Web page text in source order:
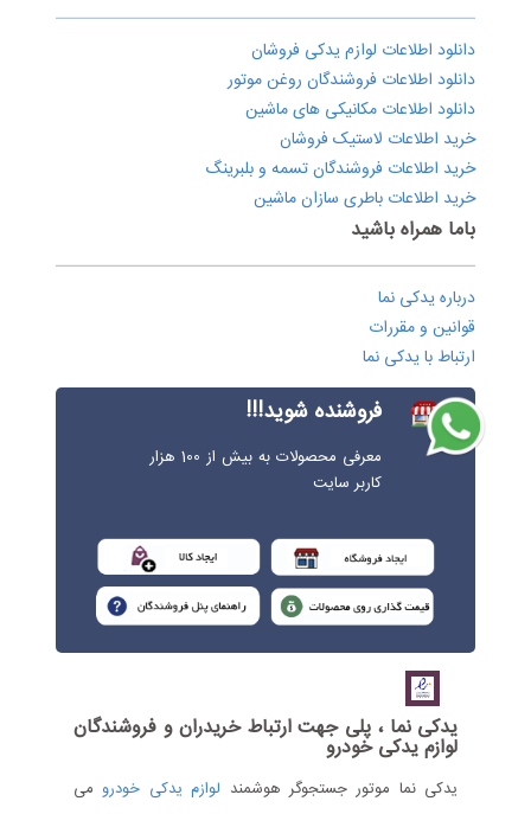
دانلود اطلاعات لوازم یدکی فروشان
دانلود اطلاعات فروشندگان روغن موتور
دانلود اطلاعات مکانیکی های ماشین
خرید اطلاعات لاستیک فروشان
خرید اطلاعات فروشندگان تسمه و بلبرینگ
خرید اطلاعات باطری سازان ماشین
باما همراه باشید
درباره یدکی نما
قوانین و مقررات
ارتباط با یدکی نما
فروشنده شوید!!!
معرفی محصولات به بیش از 100 هزار
کاربر سایت
یدکی نما ، پلی جهت ارتباط خریدران و فروشندگان
لوازم یدکی خودرو
یدکی نما موتور جستجوگر هوشمند لوازم یدکی خودرو می